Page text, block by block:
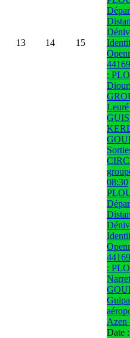
13 14 15
:
08:30
:
Azen
Date :